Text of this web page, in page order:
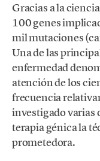
Gracias a la
100 genes
mil mutaciones
Una de las
enfermedad
atención de los
frecuencia
investigado varias
terapia génica la
prometedora.